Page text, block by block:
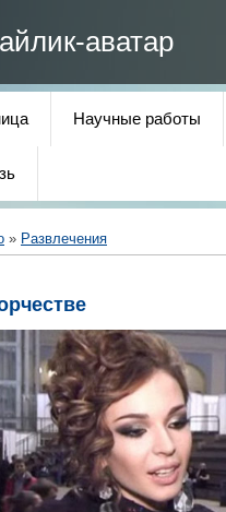
аватар
Научные работы
» Развлечения